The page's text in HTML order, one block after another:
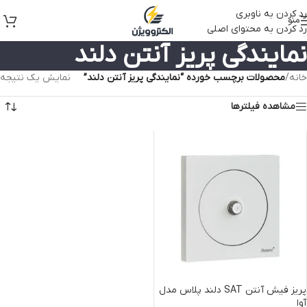
رد کردن به ناوبری
رد کردن به محتوای اصلی
منو
نمایندگی پریز آنتن دلند
خانه/محصولات برچسب خورده “نمایندگی پریز آنتن دلند” نمایش یک نتیجه
مشاهده فیلترها
پریز فیش آنتن SAT دلند پلاس مدل
آوا